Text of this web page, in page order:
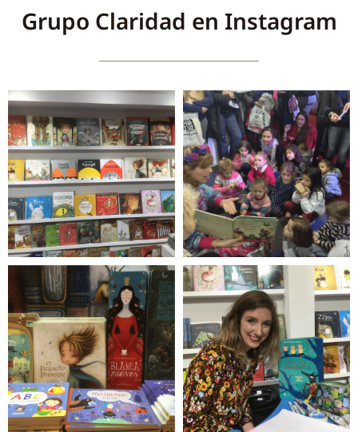
Grupo Claridad en Instagram